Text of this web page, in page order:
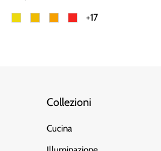
+17
Collezioni
Cucina